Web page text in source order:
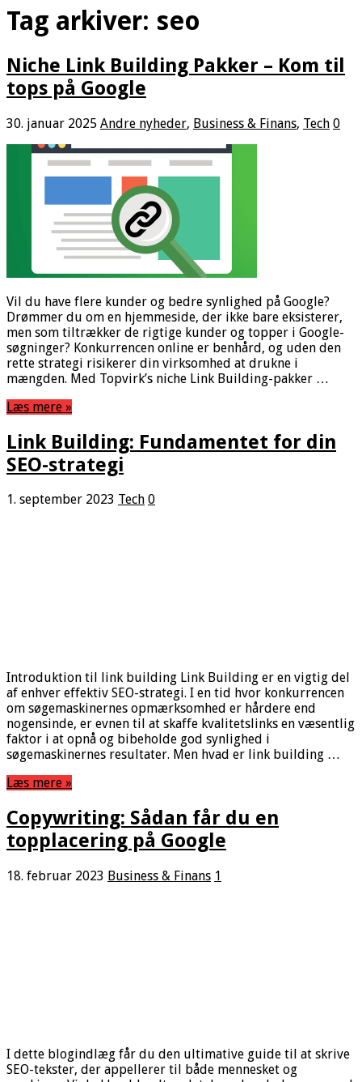
Tag arkiver: seo
Niche Link Building Pakker – Kom til
tops på Google
30. januar 2025 Andre nyheder, Business & Finans, Tech 0
Vil du have flere kunder og bedre synlighed på Google?
Drømmer du om en hjemmeside, der ikke bare eksisterer,
men som tiltrækker de rigtige kunder og topper i Google-
søgninger? Konkurrencen online er benhård, og uden den
rette strategi risikerer din virksomhed at drukne i
mængden. Med Topvirk’s niche Link Building-pakker …
Læs mere »
Link Building: Fundamentet for din
SEO-strategi
1. september 2023 Tech 0
Introduktion til link building Link Building er en vigtig del
af enhver effektiv SEO-strategi. I en tid hvor konkurrencen
om søgemaskinernes opmærksomhed er hårdere end
nogensinde, er evnen til at skaffe kvalitetslinks en væsentlig
faktor i at opnå og bibeholde god synlighed i
søgemaskinernes resultater. Men hvad er link building …
Læs mere »
Copywriting: Sådan får du en
topplacering på Google
18. februar 2023 Business & Finans 1
I dette blogindlæg får du den ultimative guide til at skrive
SEO-tekster, der appellerer til både mennesket og